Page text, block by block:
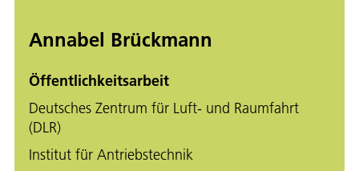
Annabel Brückmann
Öffentlichkeitsarbeit
Deutsches Zentrum für Luft- und Raumfahrt
(DLR)
Institut für Antriebstechnik